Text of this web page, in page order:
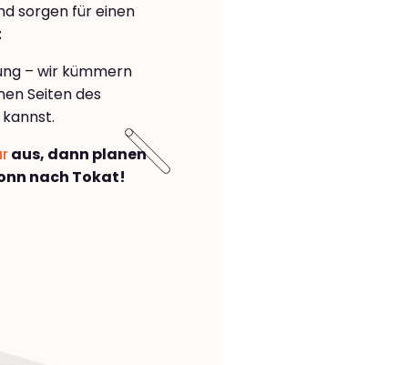
sorgen für einen
– wir kümmern
Seiten des
aus, dann planen
nach Tokat!